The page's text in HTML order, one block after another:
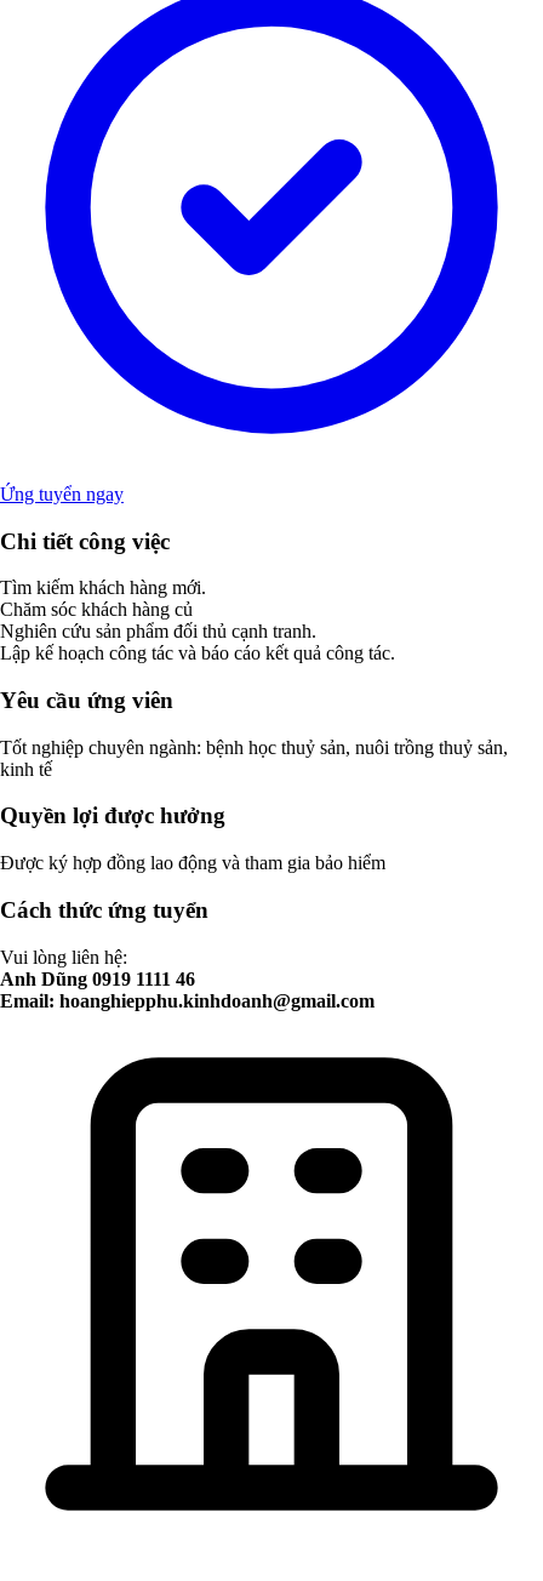
Ứng tuyển ngay
Chi tiết công việc
Tìm kiếm khách hàng mới.
Chăm sóc khách hàng củ
Nghiên cứu sản phẩm đối thủ cạnh tranh.
Lập kế hoạch công tác và báo cáo kết quả công tác.
Yêu cầu ứng viên
Tốt nghiệp chuyên ngành: bệnh học thuỷ sản, nuôi trồng thuỷ sản,
kinh tế
Quyền lợi được hưởng
Được ký hợp đồng lao động và tham gia bảo hiểm
Cách thức ứng tuyển
Vui lòng liên hệ:
Anh Dũng 0919 1111 46
Email: hoanghiepphu.kinhdoanh@gmail.com